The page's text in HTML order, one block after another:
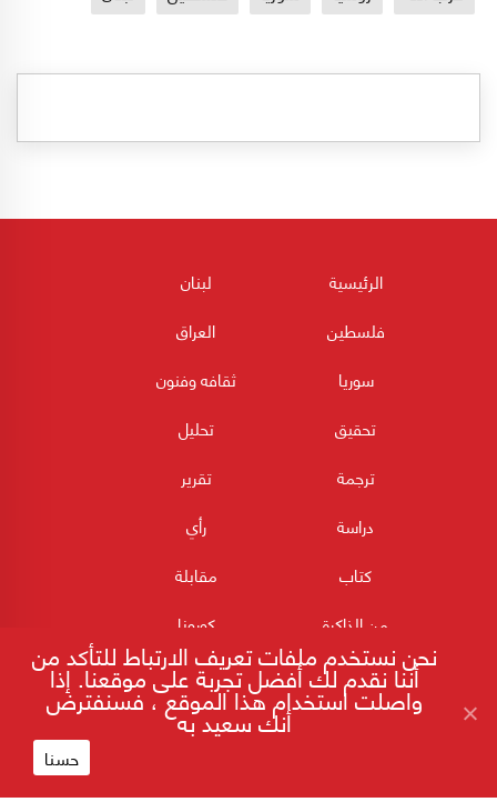
الرئيسية
لبنان
فلسطين
العراق
سوريا
ثقافه وفنون
تحقيق
تحليل
ترجمة
تقرير
دراسة
رأي
كتاب
مقابلة
من الذاكرة
كورونا
نحن نستخدم ملفات تعريف الارتباط للتأكد من
أننا نقدم لك أفضل تجربة على موقعنا. إذا
واصلت استخدام هذا الموقع ، فسنفترض
أنك سعيد به
حسنا